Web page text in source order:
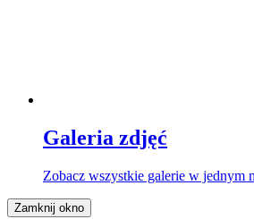
Galeria zdjęć
Zobacz wszystkie galerie w jednym
Zamknij okno